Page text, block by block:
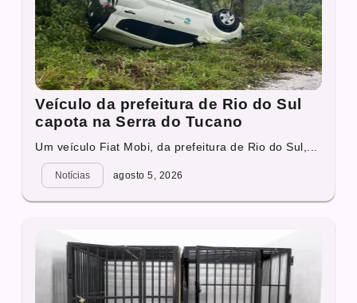
Veículo da prefeitura de Rio do Sul
capota na Serra do Tucano
Um veículo Fiat Mobi, da prefeitura de Rio do Sul,...
Notícias agosto 5, 2026